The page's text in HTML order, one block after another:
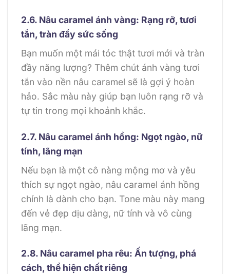
2.6. Nâu caramel ánh vàng: Rạng rỡ, tươi
tắn, tràn đầy sức sống
Bạn muốn một mái tóc thật tươi mới và tràn
đầy năng lượng? Thêm chút ánh vàng tươi
tắn vào nền nâu caramel sẽ là gợi ý hoàn
hảo. Sắc màu này giúp bạn luôn rạng rỡ và
tự tin trong mọi khoảnh khắc.
2.7. Nâu caramel ánh hồng: Ngọt ngào, nữ
tính, lãng mạn
Nếu bạn là một cô nàng mộng mơ và yêu
thích sự ngọt ngào, nâu caramel ánh hồng
chính là dành cho bạn. Tone màu này mang
đến vẻ đẹp dịu dàng, nữ tính và vô cùng
lãng mạn.
2.8. Nâu caramel pha rêu: Ấn tượng, phá
cách, thể hiện chất riêng